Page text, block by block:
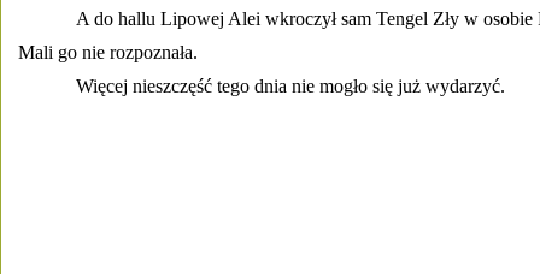
A do hallu Lipowej Alei wkroczył sam Tengel Zły w
Mali go nie rozpoznała.
Więcej nieszczęść tego dnia nie mogło się już wydarzyć.